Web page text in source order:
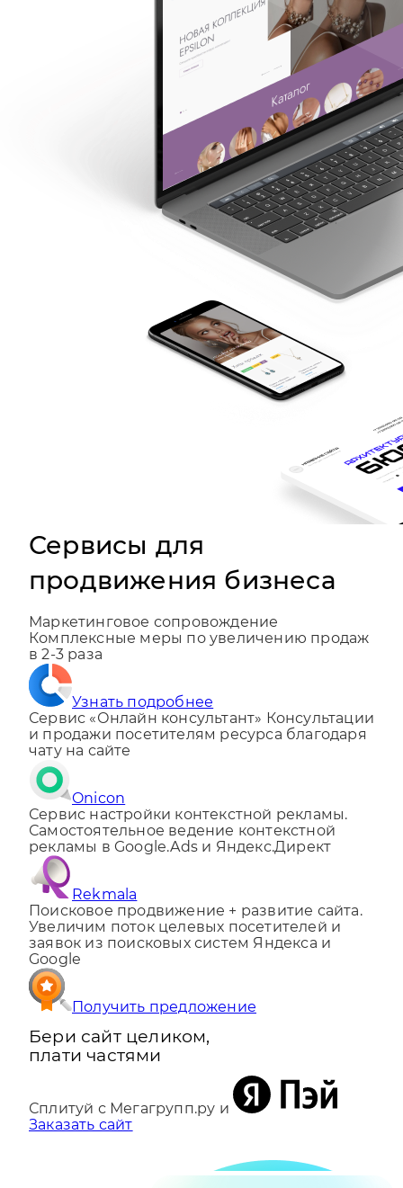
Сервисы для
продвижения бизнеса
Маркетинговое сопровождение
Комплексные меры по увеличению продаж
в 2-3 раза
Узнать подробнее
Сервис «Онлайн консультант»Консультации
и продажи посетителям ресурса благодаря
чату на сайте
Onicon
Сервис настройки контекстной рекламы.
Самостоятельное ведение контекстной
рекламы в Google.Ads и Яндекс.Директ
Rekmala
Поисковое продвижение + развитие сайта.
Увеличим поток целевых посетителей и
заявок из поисковых систем Яндекса и
Google
Бери сайт целиком,
Сплитуй с Мегагрупп.ру и